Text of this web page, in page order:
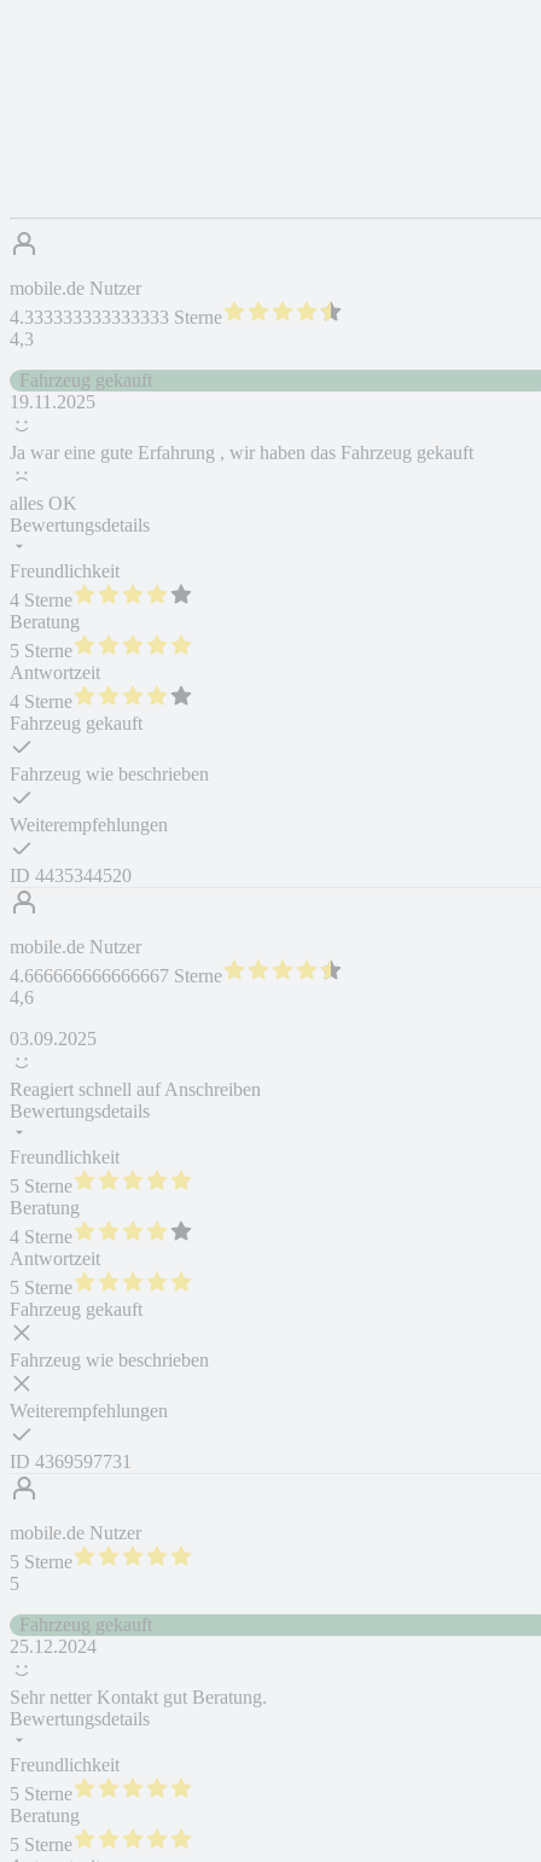
mobile.de Nutzer
4.333333333333333 Sterne
4,3
Fahrzeug gekauft
19.11.2025
Ja war eine gute Erfahrung , wir haben das Fahrzeug gekauft
alles OK
Bewertungsdetails
Freundlichkeit
4 Sterne
Beratung
5 Sterne
Antwortzeit
4 Sterne
Fahrzeug gekauft
Fahrzeug wie beschrieben
Weiterempfehlungen
ID 4435344520
mobile.de Nutzer
4.666666666666667 Sterne
4,6
03.09.2025
Reagiert schnell auf Anschreiben
Bewertungsdetails
Freundlichkeit
5 Sterne
Beratung
4 Sterne
Antwortzeit
5 Sterne
Fahrzeug gekauft
Fahrzeug wie beschrieben
Weiterempfehlungen
ID 4369597731
mobile.de Nutzer
5 Sterne
5
Fahrzeug gekauft
25.12.2024
Sehr netter Kontakt gut Beratung.
Bewertungsdetails
Freundlichkeit
5 Sterne
Beratung
5 Sterne